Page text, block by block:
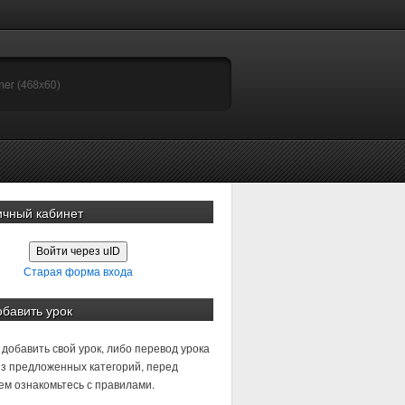
кабинет
Войти через uID
Старая форма входа
урок
свой урок, либо перевод урока
предложенных категорий, перед
ознакомьтесь с правилами.